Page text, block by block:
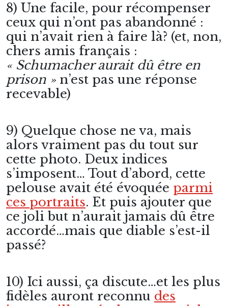
8) Une facile, pour récompenser
ceux qui n’ont pas abandonné :
qui n’avait rien à faire là? (et, non,
chers amis français :
« Schumacher aurait dû être en
prison » n’est pas une réponse
recevable)
9) Quelque chose ne va, mais
alors vraiment pas du tout sur
cette photo. Deux indices
s’imposent… Tout d’abord, cette
pelouse avait été évoquée parmi
ces portraits. Et puis ajouter que
ce joli but n’aurait jamais dû être
accordé…mais que diable s’est-il
passé?
10) Ici aussi, ça discute…et les plus
fidèles auront reconnu des